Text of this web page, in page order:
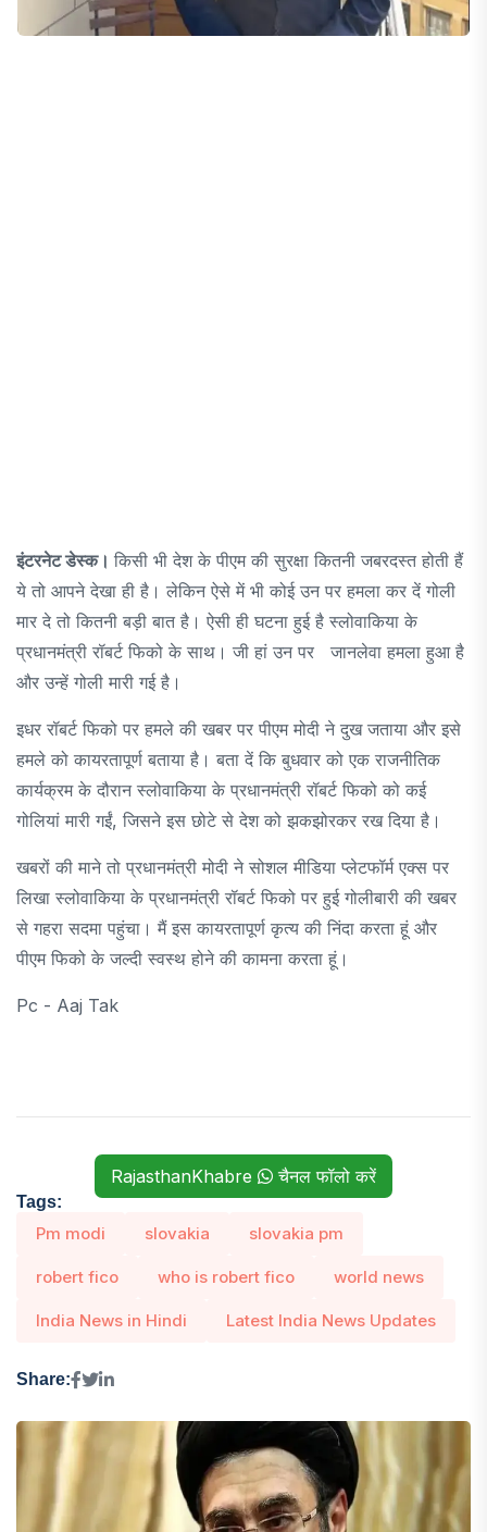
इंटरनेट डेस्क। किसी भी देश के पीएम की सुरक्षा कितनी जबरदस्त होती हैं
ये तो आपने देखा ही है। लेकिन ऐसे में भी कोई उन पर हमला कर दें गोली
मार दे तो कितनी बड़ी बात है। ऐसी ही घटना हुई है स्लोवाकिया के
प्रधानमंत्री रॉबर्ट फिको के साथ। जी हां उन पर जानलेवा हमला हुआ है
और उन्हें गोली मारी गई है।
इधर रॉबर्ट फिको पर हमले की खबर पर पीएम मोदी ने दुख जताया और इसे
हमले को कायरतापूर्ण बताया है। बता दें कि बुधवार को एक राजनीतिक
कार्यक्रम के दौरान स्लोवाकिया के प्रधानमंत्री रॉबर्ट फिको को कई
गोलियां मारी गईं, जिसने इस छोटे से देश को झकझोरकर रख दिया है।
खबरों की माने तो प्रधानमंत्री मोदी ने सोशल मीडिया प्लेटफॉर्म एक्स पर
लिखा स्लोवाकिया के प्रधानमंत्री रॉबर्ट फिको पर हुई गोलीबारी की खबर
से गहरा सदमा पहुंचा। मैं इस कायरतापूर्ण कृत्य की निंदा करता हूं और
पीएम फिको के जल्दी स्वस्थ होने की कामना करता हूं।
Pc - Aaj Tak
RajasthanKhabre चैनल फॉलो करें
Tags:
Pm modi slovakia slovakia pm
robert fico who is robert fico world news
India News in Hindi Latest India News Updates
Share: